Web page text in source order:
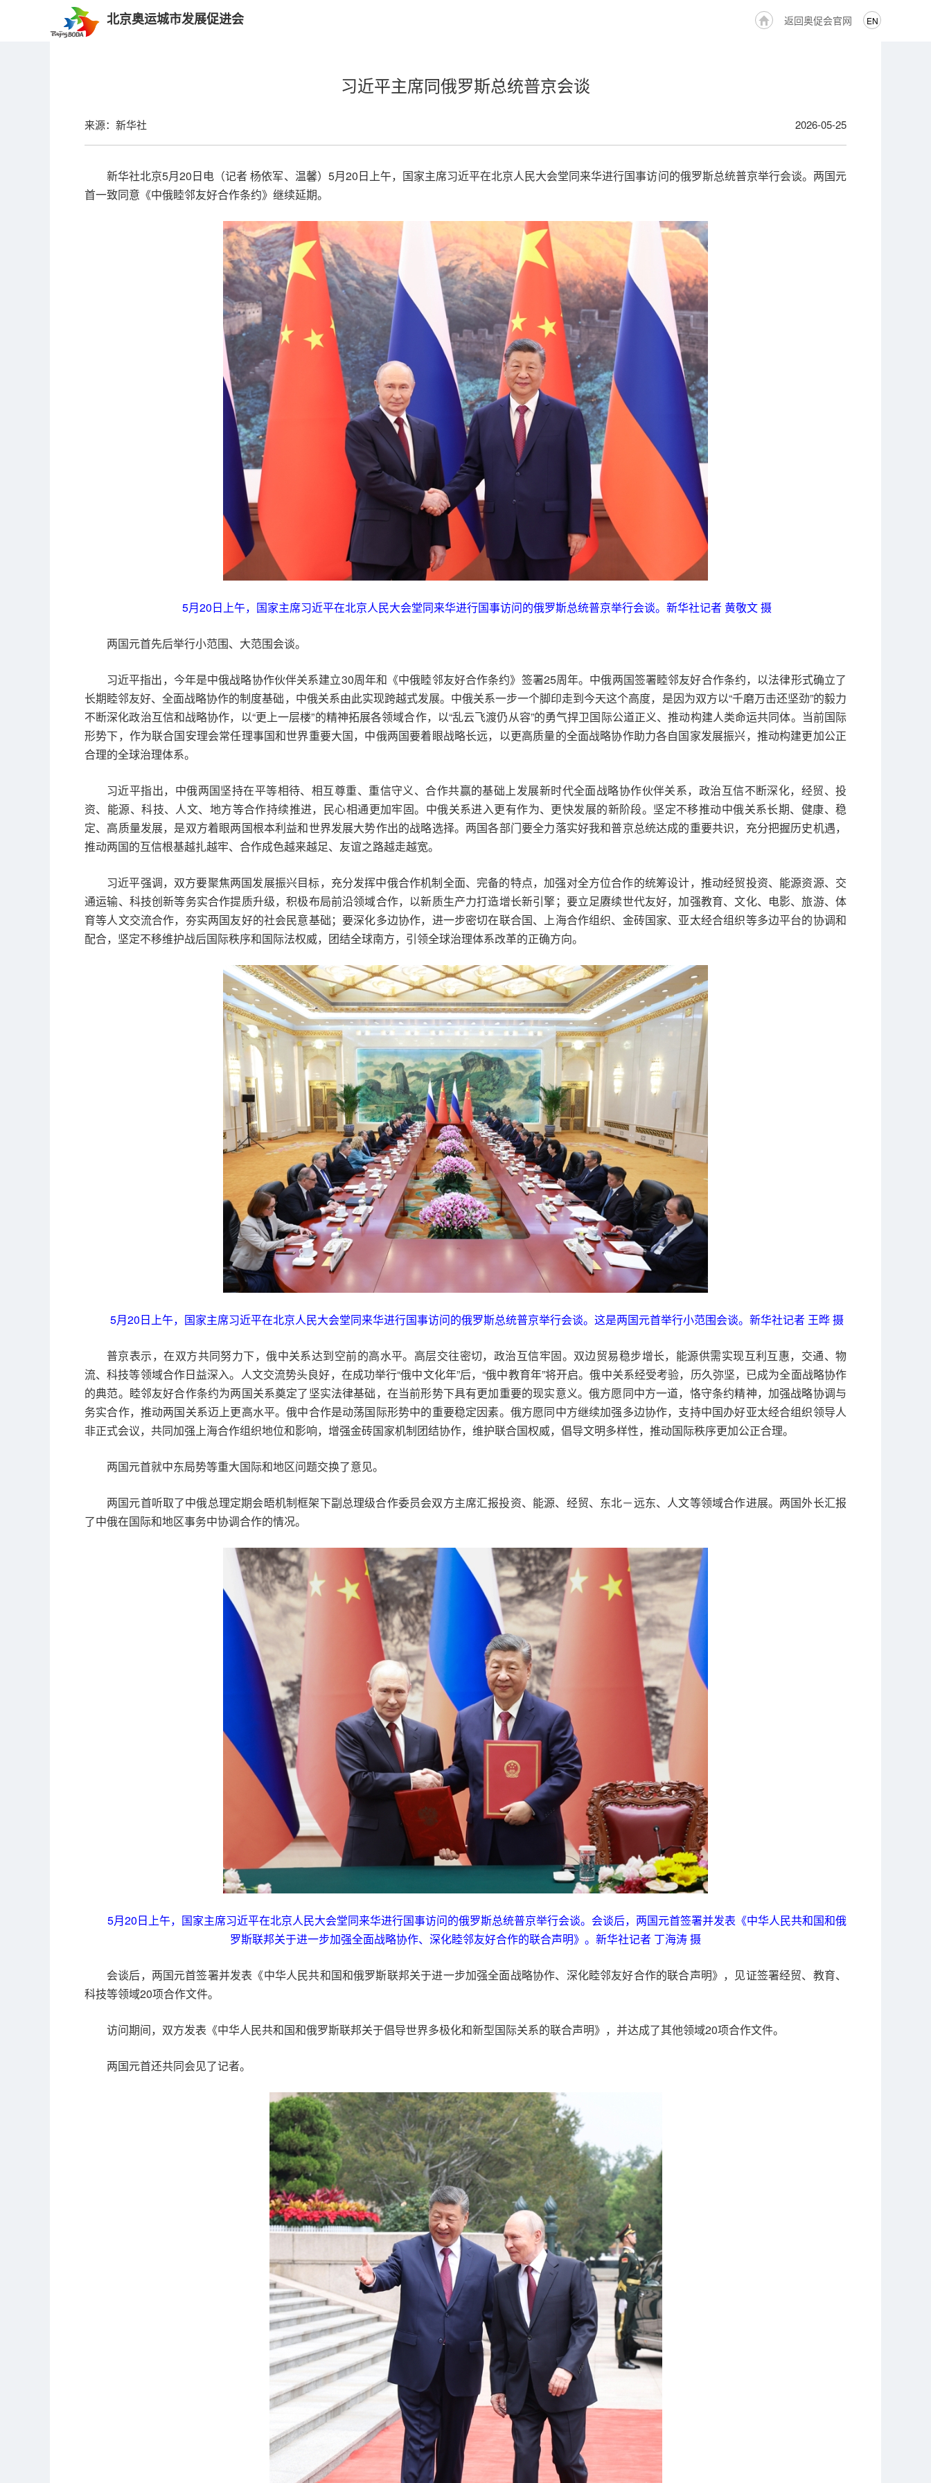
北京奥运城市发展促进会 EN
返回奥促会官网
习近平主席同俄罗斯总统普京会谈
来源：新华社 2026-05-25
新华社北京5月20日电（记者 杨依军、温馨）5月20日上午，国家主席习近平在北京人民大会堂同来华进行国事访问的俄罗斯总统普京举行会谈。两国元
首一致同意《中俄睦邻友好合作条约》继续延期。
5月20日上午，国家主席习近平在北京人民大会堂同来华进行国事访问的俄罗斯总统普京举行会谈。新华社记者 黄敬文 摄
两国元首先后举行小范围、大范围会谈。
习近平指出，今年是中俄战略协作伙伴关系建立30周年和《中俄睦邻友好合作条约》签署25周年。中俄两国签署睦邻友好合作条约，以法律形式确立了
长期睦邻友好、全面战略协作的制度基础，中俄关系由此实现跨越式发展。中俄关系一步一个脚印走到今天这个高度，是因为双方以“千磨万击还坚劲”的毅力
不断深化政治互信和战略协作，以“更上一层楼”的精神拓展各领域合作，以“乱云飞渡仍从容”的勇气捍卫国际公道正义、推动构建人类命运共同体。当前国际
形势下，作为联合国安理会常任理事国和世界重要大国，中俄两国要着眼战略长远，以更高质量的全面战略协作助力各自国家发展振兴，推动构建更加公正
合理的全球治理体系。
习近平指出，中俄两国坚持在平等相待、相互尊重、重信守义、合作共赢的基础上发展新时代全面战略协作伙伴关系，政治互信不断深化，经贸、投
资、能源、科技、人文、地方等合作持续推进，民心相通更加牢固。中俄关系进入更有作为、更快发展的新阶段。坚定不移推动中俄关系长期、健康、稳
定、高质量发展，是双方着眼两国根本利益和世界发展大势作出的战略选择。两国各部门要全力落实好我和普京总统达成的重要共识，充分把握历史机遇，
推动两国的互信根基越扎越牢、合作成色越来越足、友谊之路越走越宽。
习近平强调，双方要聚焦两国发展振兴目标，充分发挥中俄合作机制全面、完备的特点，加强对全方位合作的统筹设计，推动经贸投资、能源资源、交
通运输、科技创新等务实合作提质升级，积极布局前沿领域合作，以新质生产力打造增长新引擎；要立足赓续世代友好，加强教育、文化、电影、旅游、体
育等人文交流合作，夯实两国友好的社会民意基础；要深化多边协作，进一步密切在联合国、上海合作组织、金砖国家、亚太经合组织等多边平台的协调和
配合，坚定不移维护战后国际秩序和国际法权威，团结全球南方，引领全球治理体系改革的正确方向。
5月20日上午，国家主席习近平在北京人民大会堂同来华进行国事访问的俄罗斯总统普京举行会谈。这是两国元首举行小范围会谈。新华社记者 王晔 摄
普京表示，在双方共同努力下，俄中关系达到空前的高水平。高层交往密切，政治互信牢固。双边贸易稳步增长，能源供需实现互利互惠，交通、物
流、科技等领域合作日益深入。人文交流势头良好，在成功举行“俄中文化年”后，“俄中教育年”将开启。俄中关系经受考验，历久弥坚，已成为全面战略协作
的典范。睦邻友好合作条约为两国关系奠定了坚实法律基础，在当前形势下具有更加重要的现实意义。俄方愿同中方一道，恪守条约精神，加强战略协调与
务实合作，推动两国关系迈上更高水平。俄中合作是动荡国际形势中的重要稳定因素。俄方愿同中方继续加强多边协作，支持中国办好亚太经合组织领导人
非正式会议，共同加强上海合作组织地位和影响，增强金砖国家机制团结协作，维护联合国权威，倡导文明多样性，推动国际秩序更加公正合理。
两国元首就中东局势等重大国际和地区问题交换了意见。
两国元首听取了中俄总理定期会晤机制框架下副总理级合作委员会双方主席汇报投资、能源、经贸、东北－远东、人文等领域合作进展。两国外长汇报
了中俄在国际和地区事务中协调合作的情况。
5月20日上午，国家主席习近平在北京人民大会堂同来华进行国事访问的俄罗斯总统普京举行会谈。会谈后，两国元首签署并发表《中华人民共和国和俄
罗斯联邦关于进一步加强全面战略协作、深化睦邻友好合作的联合声明》。新华社记者 丁海涛 摄
会谈后，两国元首签署并发表《中华人民共和国和俄罗斯联邦关于进一步加强全面战略协作、深化睦邻友好合作的联合声明》，见证签署经贸、教育、
科技等领域20项合作文件。
访问期间，双方发表《中华人民共和国和俄罗斯联邦关于倡导世界多极化和新型国际关系的联合声明》，并达成了其他领域20项合作文件。
两国元首还共同会见了记者。